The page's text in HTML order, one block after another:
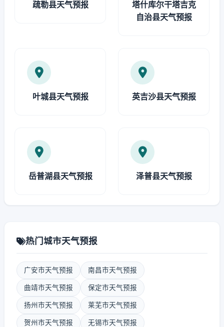
疏勒县天气预报
塔什库尔干塔吉克
自治县天气预报
叶城县天气预报 英吉沙县天气预报
岳普湖县天气预报 泽普县天气预报
热门城市天气预报
广安市天气预报 南昌市天气预报
曲靖市天气预报 保定市天气预报
扬州市天气预报 莱芜市天气预报
贺州市天气预报 无锡市天气预报